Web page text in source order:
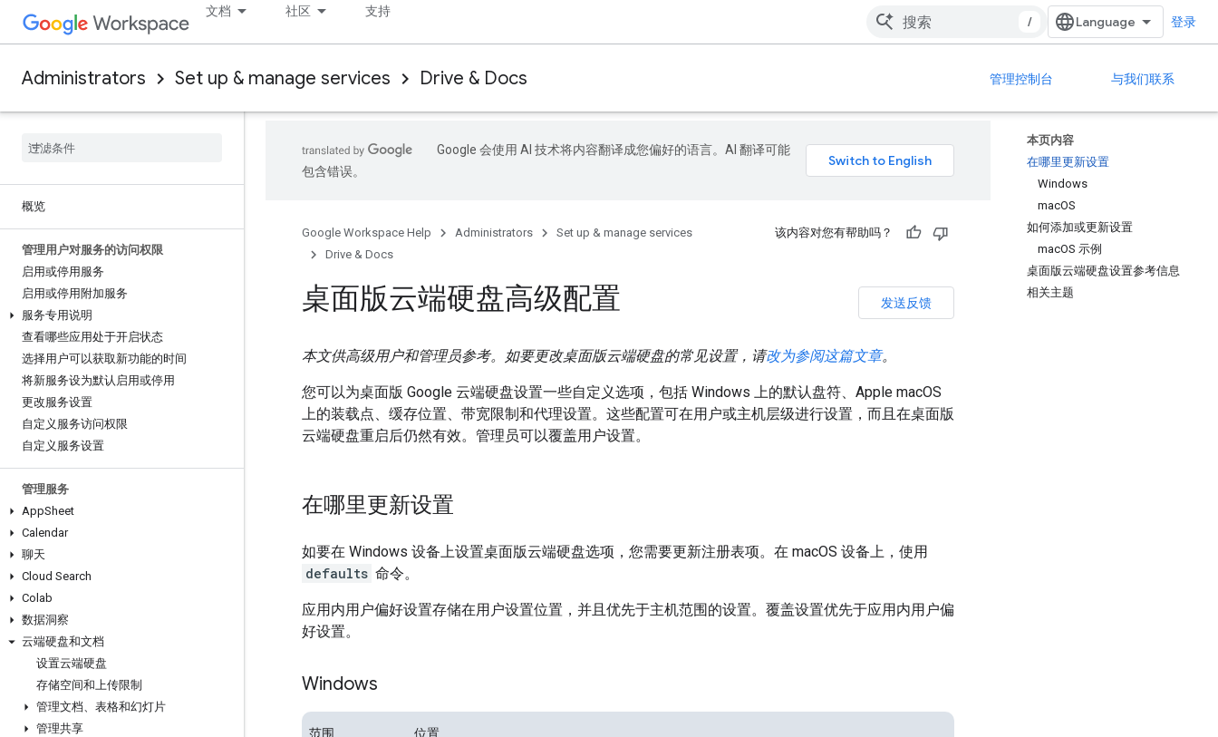
文档 社区 支持
/ 登录
Administrators Set up & manage services Drive & Docs 管理控制台 与我们联系
概览
管理用户对服务的访问权限
启用或停用服务
启用或停用附加服务
服务专用说明
查看哪些应用处于开启状态
选择用户可以获取新功能的时间
将新服务设为默认启用或停用
更改服务设置
自定义服务访问权限
自定义服务设置
管理服务
AppSheet
Calendar
聊天
Cloud Search
Colab
数据洞察
云端硬盘和文档
设置云端硬盘
存储空间和上传限制
管理文档、表格和幻灯片
管理共享
本页内容
在哪里更新设置
Windows
macOS
如何添加或更新设置
macOS 示例
桌面版云端硬盘设置参考信息
相关主题
Google 会使用 AI 技术将内容翻译成您偏好的语言。AI 翻译可能
包含错误。
Google Workspace Help Administrators
Set up & manage services
Drive & Docs
该内容对您有帮助吗？
发送反馈
桌面版云端硬盘高级配置
本文供高级用户和管理员参考。如要更改桌面版云端硬盘的常见设置，请改为参阅这篇文章。
您可以为桌面版 Google 云端硬盘设置一些自定义选项，包括 Windows 上的默认盘符、Apple macOS
上的装载点、缓存位置、带宽限制和代理设置。这些配置可在用户或主机层级进行设置，而且在桌面版
云端硬盘重启后仍然有效。管理员可以覆盖用户设置。
在哪里更新设置
如要在 Windows 设备上设置桌面版云端硬盘选项，您需要更新注册表项。在 macOS 设备上，使用
defaults 命令。
应用内用户偏好设置存储在用户设置位置，并且优先于主机范围的设置。覆盖设置优先于应用内用户偏
好设置。
Windows
范围 位置